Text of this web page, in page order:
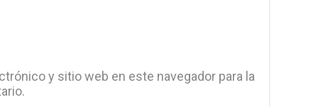
y sitio web en este navegador para la